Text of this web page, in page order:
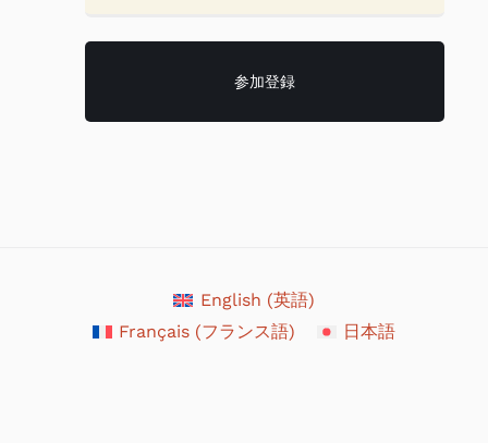
English (英語)
Français (フランス語) 日本語